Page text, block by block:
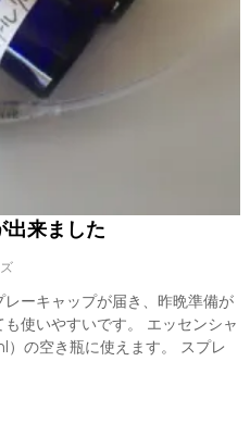
出来ました
ーキャップが届き、昨晩準備が
使いやすいです。 エッセンシャ
の空き瓶に使えます。 スプレ